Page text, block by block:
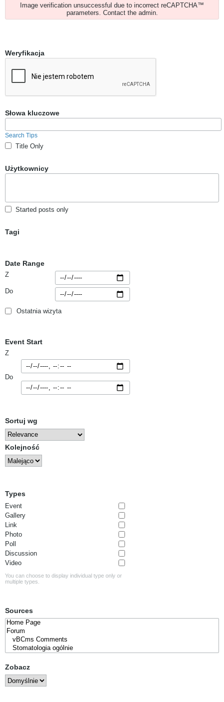
Image verification unsuccessful due to incorrect reCAPTCHA™
parameters. Contact the admin.
Weryfikacja
Słowa kluczowe
Search Tips
Title Only
Użytkownicy
Started posts only
Tagi
Date Range
Z
Do
Ostatnia wizyta
Event Start
Z
Do
Sortuj wg
Kolejność
Types
Event
Gallery
Link
Photo
Poll
Discussion
Video
You can choose to display individual type only or
multiple types.
Sources
Zobacz